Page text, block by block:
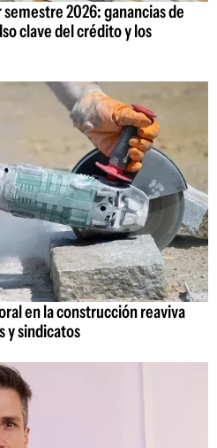
2026: ganancias de
clave del crédito y los
en la construcción reaviva
y sindicatos